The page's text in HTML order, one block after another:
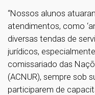
“Nossos alunos
atendimentos, como
diversas tendas de
jurídicos,
comissariado das
(ACNUR), sempre sob
participarem de